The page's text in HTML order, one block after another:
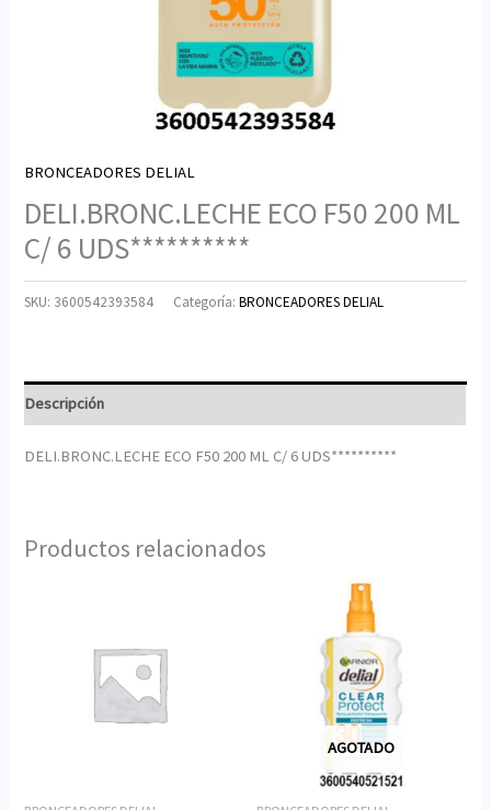
BRONCEADORES DELIAL
DELI.BRONC.LECHE ECO F50 200 ML
C/ 6 UDS**********
SKU: 3600542393584 Categoría:BRONCEADORES DELIAL
Descripción
DELI.BRONC.LECHE ECO F50 200 ML C/ 6 UDS**********
Productos relacionados
AGOTADO